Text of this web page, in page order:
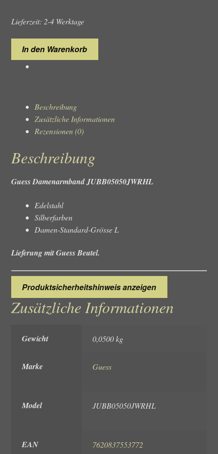
Lieferzeit: 2-4 Werktage
Guess
JUBB05050JWRHL
In den Warenkorb
Beschreibung
Zusätzliche Informationen
Rezensionen (0)
Beschreibung
Guess Damenarmband JUBB05050JWRHL
Edelstahl
Silberfarben
Damen-Standard-Grösse L
Lieferung mit Guess Beutel.
Produktsicherheitshinweis anzeigen
Zusätzliche Informationen
Gewicht 0,0500 kg
Marke Guess
Model JUBB05050JWRHL
EAN 7620837553772